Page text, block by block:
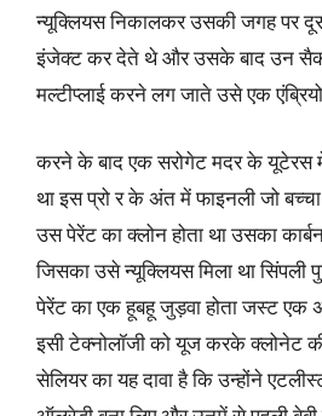
न्यूक्लियस निकालकर उसकी जगह पर
इंजेक्ट कर देते थे और उसके बाद उन
मल्टीप्लाई करने लग जाते उसे एक
करने के बाद एक सरोगेट मदर के यूटेरस में
था इस प्रो र के अंत में फाइनली जो बच्चा
उस पेरेंट का क्लोन होता था उसका
जिसका उसे न्यूक्लियस मिला था सिंपली
पेरेंट का एक हूबहू जुड़वा होता जस्ट एक
इसी टेक्नोलॉजी को यूज करके क्लोनेट
सेलियर का यह दावा है कि उन्होंने